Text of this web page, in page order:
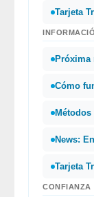
Tarjeta
Próxima
Cómo
News:
Tarjeta
CONFIANZA